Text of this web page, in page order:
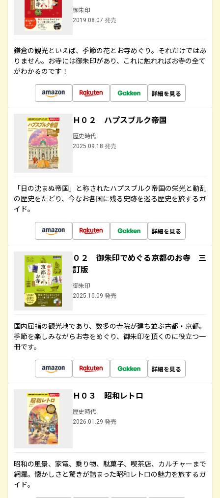
御朱印
2019.08.07 発売
鎌倉の観光といえば、季節の花とお寺めぐり。それだけではあ
りません。お寺には御朱印があり、これに触れればお寺の全て
がわかるのです！
詳細を見る
Ｈ０２ ハプスブルク帝国
歴史時代
2025.09.18 発売
「日の沈まぬ帝国」と称されたハプスブルク帝国の栄光と動乱
の歴史をたどり、今なお各国に残る史跡を巡る歴史を旅するガ
イド。
詳細を見る
０２ 御朱印でめぐる京都のお寺 三
訂版
御朱印
2025.10.09 発売
国内屈指の観光地であり、数多の寺院が建ち並ぶ古都・京都。
季節を楽しみながらお寺をめぐり、御朱印を頂くのに役立つ一
冊です。
詳細を見る
Ｈ０３ 昭和レトロ
歴史時代
2026.01.29 発売
昭和の風景、家電、乗り物、駄菓子、喫茶店、カルチャーまで
網羅。懐かしさと驚きが詰まった昭和レトロの魅力を旅するガ
イド。